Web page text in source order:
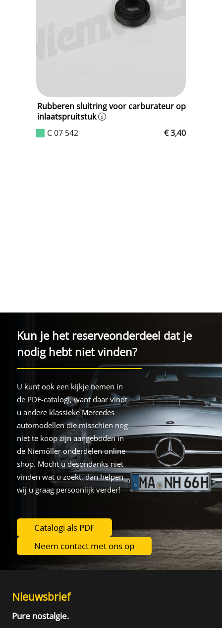
Rubberen sluitring voor carburateur op
inlaatspruitstuk
C 07 542
€ 3,40
Kun je het reserveonderdeel dat je
nodig hebt niet vinden?
U kunt ook een kijkje nemen in
de PDF-catalogi, want daar vindt
u andere klassieke Mercedes
automodellen die misschien nog
niet te koop zijn aangeboden in
de Niemöller onderdelen online
shop. Mocht u desondanks niet
vinden wat u zoekt, dan helpen
wij u graag persoonlijk verder!
Catalogi als PDF
Neem contact met ons op
Nieuwsbrief
Pure nostalgie.